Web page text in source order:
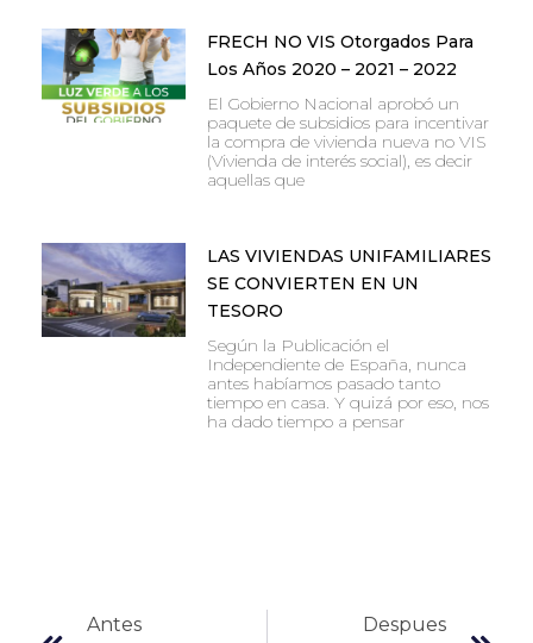
FRECH NO VIS Otorgados Para
Los Años 2020 – 2021 – 2022
El Gobierno Nacional aprobó un
paquete de subsidios para incentivar
la compra de vivienda nueva no VIS
(Vivienda de interés social), es decir
aquellas que
LAS VIVIENDAS UNIFAMILIARES
SE CONVIERTEN EN UN
TESORO
Según la Publicación el
Independiente de España, nunca
antes habíamos pasado tanto
tiempo en casa. Y quizá por eso, nos
ha dado tiempo a pensar
Antes Despues